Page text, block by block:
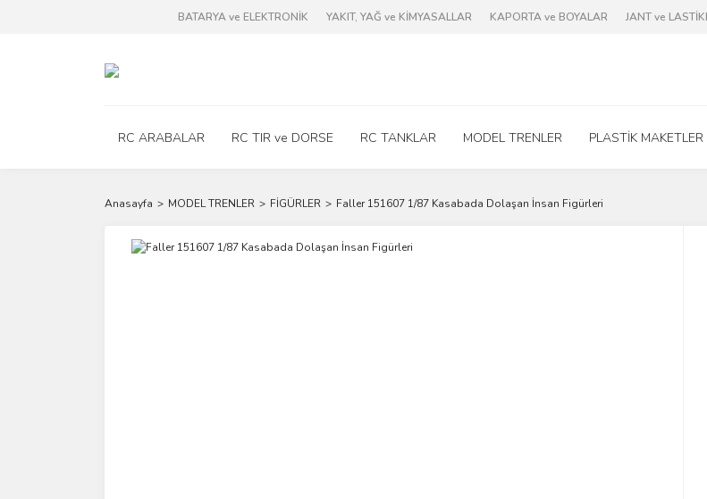
BATARYA ve ELEKTRONİK YAKIT, YAĞ ve KİMYASALLAR KAPORTA ve BOYALAR JANT ve
RC ARABALAR RC TIR ve DORSE RC TANKLAR MODEL TRENLER PLASTİK MAKETLER
Anasayfa MODEL TRENLER FİGÜRLER Faller 151607 1/87 Kasabada Dolaşan İnsan Figürleri